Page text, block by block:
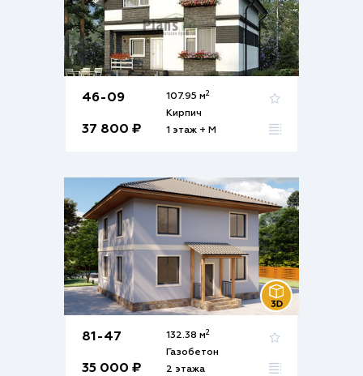
46-09
37 800 ₽
107.95 м2
Кирпич
1 этаж + М
81-47
35 000 ₽
132.38 м2
Газобетон
2 этажа